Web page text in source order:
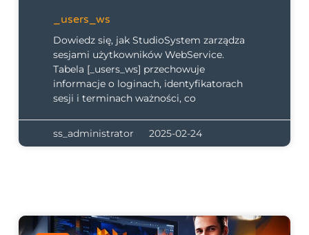
_users_ws
Dowiedz się, jak StudioSystem zarządza
sesjami użytkowników WebService.
Tabela [_users_ws] przechowuje
informacje o loginach, identyfikatorach
sesji i terminach ważności, co
ss_administrator 2025-02-24